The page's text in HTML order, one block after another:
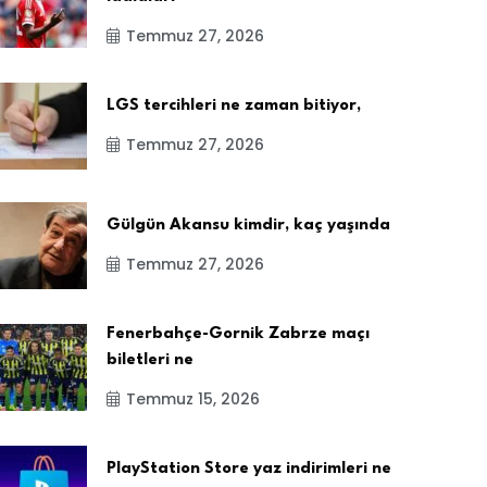
Temmuz 27, 2026
LGS tercihleri ne zaman bitiyor,
Temmuz 27, 2026
Gülgün Akansu kimdir, kaç yaşında
Temmuz 27, 2026
Fenerbahçe-Gornik Zabrze maçı
biletleri ne
Temmuz 15, 2026
PlayStation Store yaz indirimleri ne